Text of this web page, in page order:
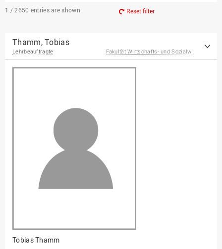
eLearning Competence
Fakultät
Agrarwissenschaften und
und Informatik
Fakultät Management,
Kultur und Technik
Fakultät Wirtschafts- und
Sozialwissenschaften
Finanzen
Gesellschaftliches
1 / 2650 entries are shown Reset filter
Thamm, Tobias
Lehrbeauftragte
Tobias Thamm